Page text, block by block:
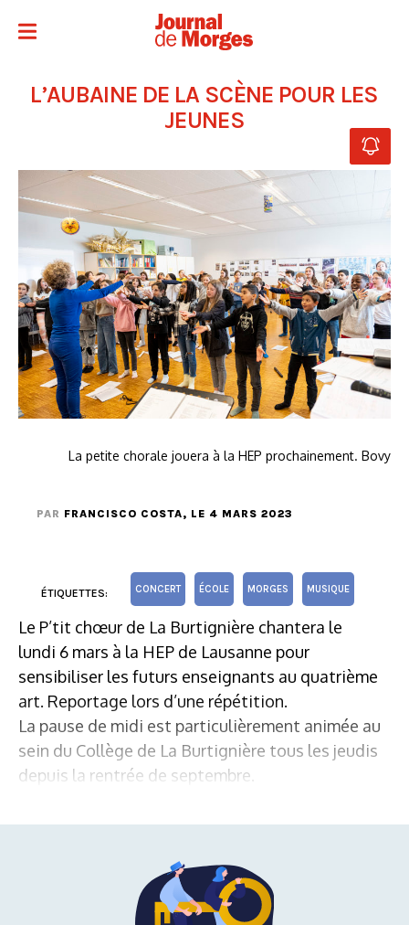
L’AUBAINE DE LA SCÈNE POUR LES
JEUNES
La petite chorale jouera à la HEP prochainement. Bovy
PAR FRANCISCO COSTA, LE 4 MARS 2023
ÉTIQUETTES: CONCERT ÉCOLE MORGES MUSIQUE
Le P’tit chœur de La Burtignière chantera le
lundi 6 mars à la HEP de Lausanne pour
sensibiliser les futurs enseignants au quatrième
art. Reportage lors d’une répétition.
La pause de midi est particulièrement animée au
sein du Collège de La Burtignière tous les jeudis
depuis la rentrée de septembre.